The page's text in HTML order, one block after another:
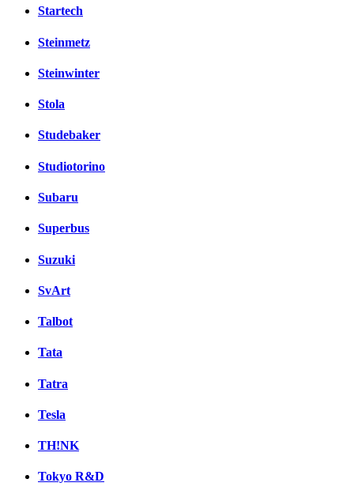
Startech
Steinmetz
Steinwinter
Stola
Studebaker
Studiotorino
Subaru
Superbus
Suzuki
SvArt
Talbot
Tata
Tatra
Tesla
TH!NK
Tokyo R&D